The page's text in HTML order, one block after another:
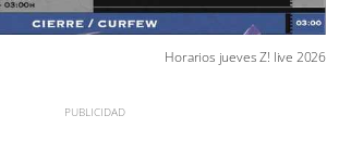
Horarios jueves Z! live 2026